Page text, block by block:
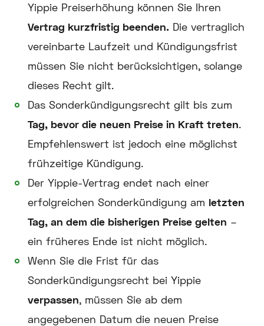
Yippie Preiserhöhung können Sie Ihren
Vertrag kurzfristig beenden. Die vertraglich
vereinbarte Laufzeit und Kündigungsfrist
müssen Sie nicht berücksichtigen, solange
dieses Recht gilt.
Das Sonderkündigungsrecht gilt bis zum
Tag, bevor die neuen Preise in Kraft treten.
Empfehlenswert ist jedoch eine möglichst
frühzeitige Kündigung.
Der Yippie-Vertrag endet nach einer
erfolgreichen Sonderkündigung am letzten
Tag, an dem die bisherigen Preise gelten –
ein früheres Ende ist nicht möglich.
Wenn Sie die Frist für das
Sonderkündigungsrecht bei Yippie
verpassen, müssen Sie ab dem
angegebenen Datum die neuen Preise